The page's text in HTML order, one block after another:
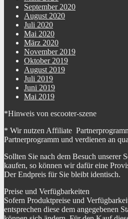
September 2020
August 2020
Juli 2020
Mai 2020
März 2020
November 2019
Oktober 2019
August 2019
Juli 2019
Juni 2019
Mai 2019
*Hinweis von escooter-szene
* Wir nutzen Affiliate
Partnerprogramm und verdienen an
Sollten Sie nach dem Besuch unserer
kaufen, so können wir dafür eine
Der Endpreis für Sie bleibt identisch.
Preise und Verfügbarkeiten
Sofern Produktpreise und
entsprechen diese dem angegebenen